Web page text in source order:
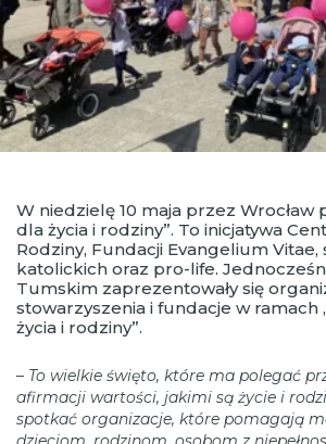
W niedzielę 10 maja przez Wrocław
dla życia i rodziny”. To inicjatywa
Rodziny, Fundacji Evangelium Vitae,
katolickich oraz pro-life.
Tumskim zaprezentowały się
stowarzyszenia i fundacje w ramach
życia i rodziny”.
– To wielkie święto, które ma polegać
afirmacji wartości, jakimi są życie i
spotkać organizacje, które pomagają